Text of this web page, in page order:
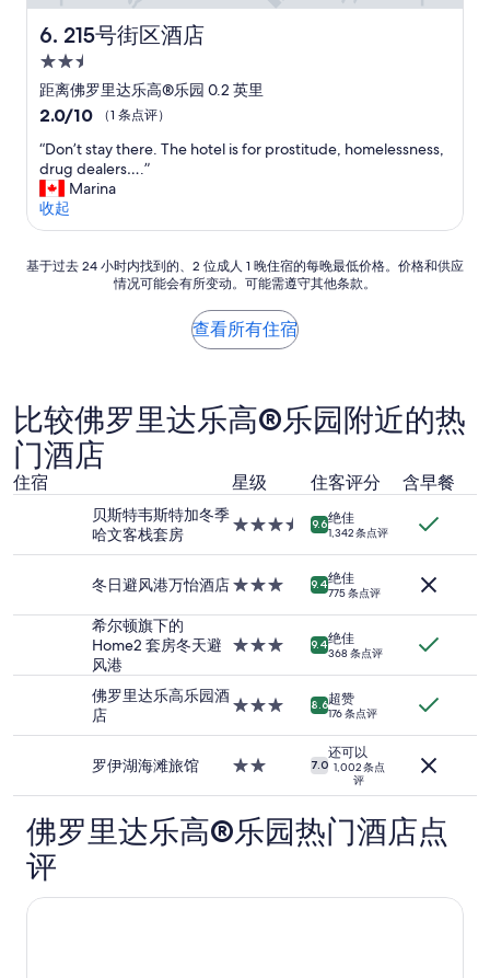
6. 215号街区酒店
215号街区酒店
2.5
星
住
距离佛罗里达乐高®乐园 0.2 英里
2.0
总
分
10，
（1
条
评）
2.0/10 （1 条点评）
“
D
o
n
’
s
e
.
T
h
t
i
o
r
t
i
t
u
d
e
“Don’t stay there. The hotel is for prostitude, homelessness,
drug dealers….”
Marina
收起
基
内
找
到
的、
2
1
宿
晚
价
格
和
供
应
情
况
可
基于过去 24 小时内找到的、2 位成人 1 晚住宿的每晚最低价格。价格和供应
情况可能会有所变动。可能需遵守其他条款。
查看所有住宿
比较佛罗里达乐高®乐园附近的热
门酒店
住宿 星级 住客评分 含早餐
贝斯特韦斯特加冬季
哈文客栈套房
3.5
宿
9.6绝佳
1,342 条点评
冬日避风港万怡酒店3.0
宿
9.4绝佳
775 条点评
希尔顿旗下的
Home2 套房冬天避
风港
3.0
宿
9.4绝佳
368 条点评
佛罗里达乐高乐园酒
店
3.0
宿
8.6超赞
176 条点评
罗伊湖海滩旅馆
2.0
宿
7.0
还可以
1,002 条点
评
佛罗里达乐高®乐园热门酒店点
评
乐高乐园海滩度假村